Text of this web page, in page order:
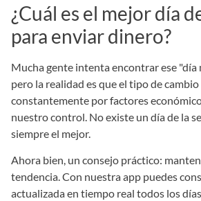
¿Cuál es el mejor día
para enviar dinero?
Mucha gente intenta encontrar ese "día
pero la realidad es que el tipo de cambio
constantemente por factores
nuestro control. No existe un día de la
siempre el mejor.
Ahora bien, un consejo práctico:
tendencia. Con nuestra app puedes
actualizada en tiempo real todos los